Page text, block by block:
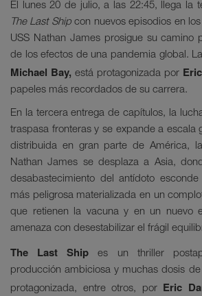
El lunes 20 de julio, a las 22:45, llega la
The Last Shipcon nuevos episodios en
USS Nathan James prosigue su camino
de los efectos de una pandemia global.
Michael Bay, está protagonizada por
papeles más recordados de su carrera.
En la tercera entrega de capítulos, la
traspasa fronteras y se expande a escala
distribuida en gran parte de América,
Nathan James se desplaza a Asia,
desabastecimiento del antídoto
más peligrosa materializada en un
que retienen la vacuna y en un nuevo
amenaza con desestabilizar el frágil
The Last Ship es un thriller
producción ambiciosa y muchas dosis
protagonizada, entre otros, por Eric